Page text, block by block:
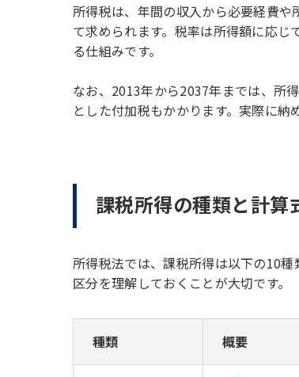
所得税は、年間の収入から必要経費
て求められます。税率は所得額に応
る仕組みです。
なお、2013年から2037年までは、所
とした付加税もかかります。実際に納
課税所得の種類と計算
所得税法では、課税所得は以下の10
区分を理解しておくことが大切です。
種類 概要